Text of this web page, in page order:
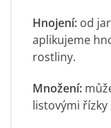
Hnojení: od
aplikujeme
rostliny.
Množení:
listovými řízky